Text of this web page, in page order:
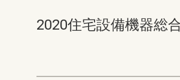
2020住宅設備機器総